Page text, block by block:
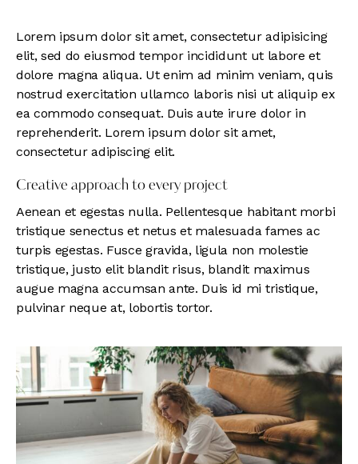
Lorem ipsum dolor sit amet, consectetur adipisicing
elit, sed do eiusmod tempor incididunt ut labore et
dolore magna aliqua. Ut enim ad minim veniam, quis
nostrud exercitation ullamco laboris nisi ut aliquip ex
ea commodo consequat. Duis aute irure dolor in
reprehenderit. Lorem ipsum dolor sit amet,
consectetur adipiscing elit.
Creative approach to every project
Aenean et egestas nulla. Pellentesque habitant morbi
tristique senectus et netus et malesuada fames ac
turpis egestas. Fusce gravida, ligula non molestie
tristique, justo elit blandit risus, blandit maximus
augue magna accumsan ante. Duis id mi tristique,
pulvinar neque at, lobortis tortor.